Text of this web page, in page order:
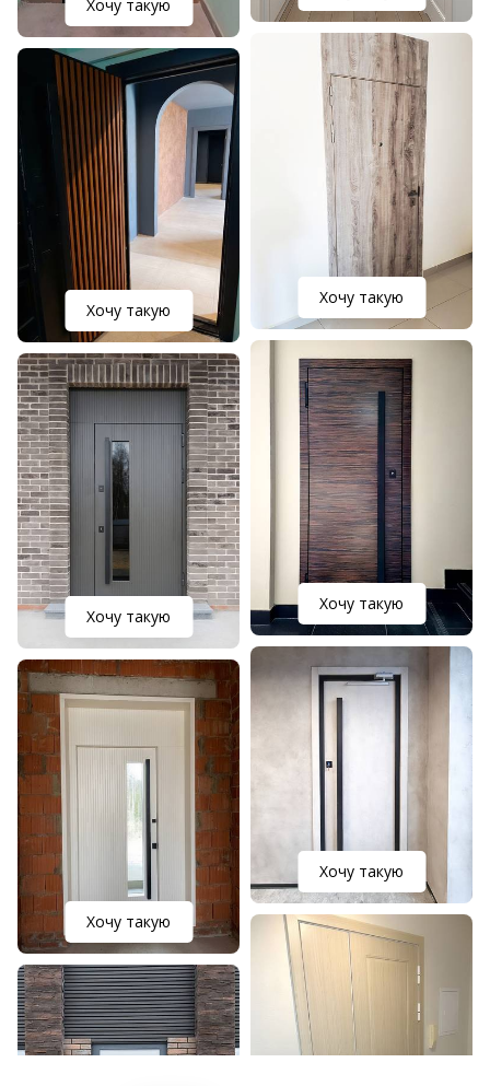
Хочу такую
Хочу такую
Хочу такую
Хочу такую
Хочу такую
Хочу такую
Хочу такую